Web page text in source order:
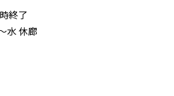
終了
水 休廊